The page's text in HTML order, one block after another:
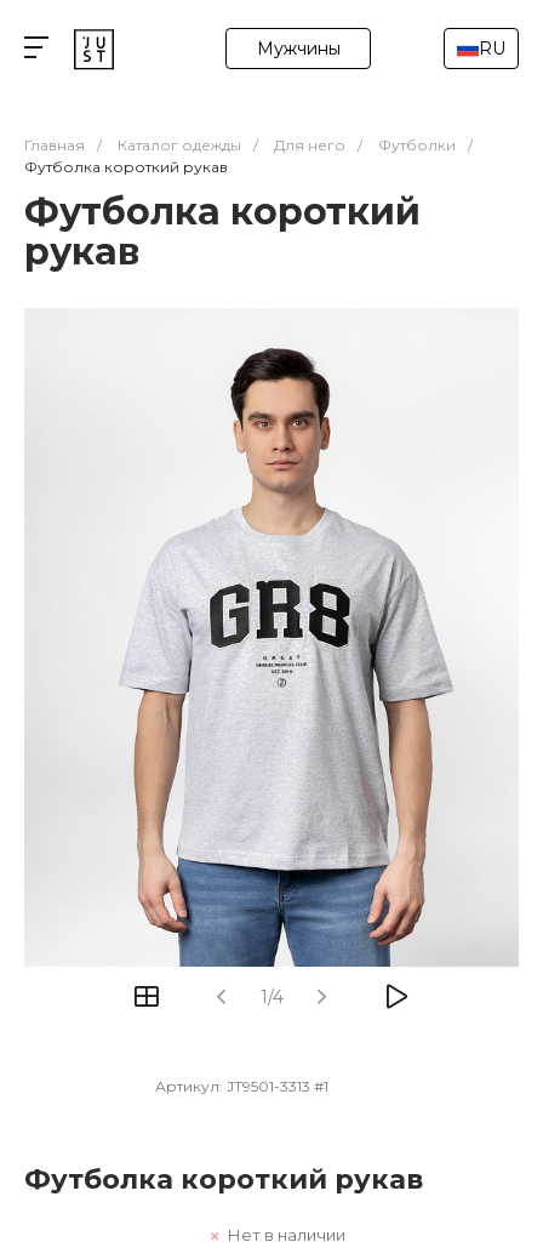
Мужчины RU
Главная / Каталог одежды / Для него / Футболки
/
Футболка короткий рукав
Футболка короткий
рукав
1/4
Артикул: JT9501-3313 #1
Футболка короткий рукав
Нет в наличии